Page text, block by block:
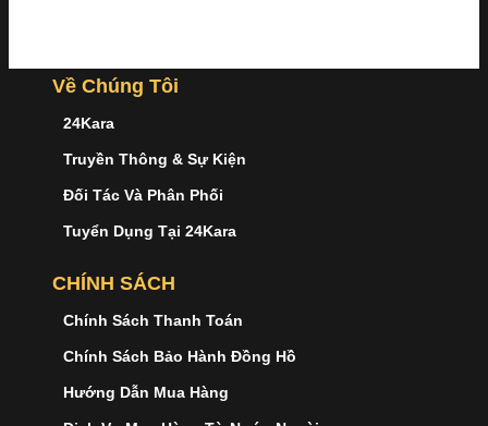
Về Chúng Tôi
24Kara
Truyền Thông & Sự Kiện
Đối Tác Và Phân Phối
Tuyển Dụng Tại 24Kara
CHÍNH SÁCH
Chính Sách Thanh Toán
Chính Sách Bảo Hành Đồng Hồ
Hướng Dẫn Mua Hàng